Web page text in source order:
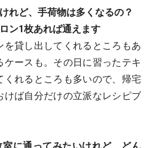
れど、手荷物は多くなるの？
ン1枚あれば通えます
貸し出してくれるところもあ
ケースも。その日に習ったテキ
くれるところも多いので、帰宅
けば自分だけの立派なレシピブ